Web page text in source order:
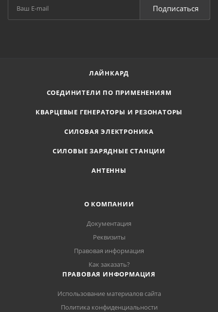
Подписаться
ЛАЙНКАРД
СОЕДИНИТЕЛИ ПО ПРИМЕНЕНИЯМ
КВАРЦЕВЫЕ ГЕНЕРАТОРЫ И РЕЗОНАТОРЫ
СИЛОВАЯ ЭЛЕКТРОНИКА
СИЛОВЫЕ ЗАРЯДНЫЕ СТАНЦИИ
АНТЕННЫ
О КОМПАНИИ
Документация
Реквизиты
Правовая информация
Как заказать?
ПРАВОВАЯ ИНФОРМАЦИЯ
Использование материалов сайта
Политика конфиденциальности